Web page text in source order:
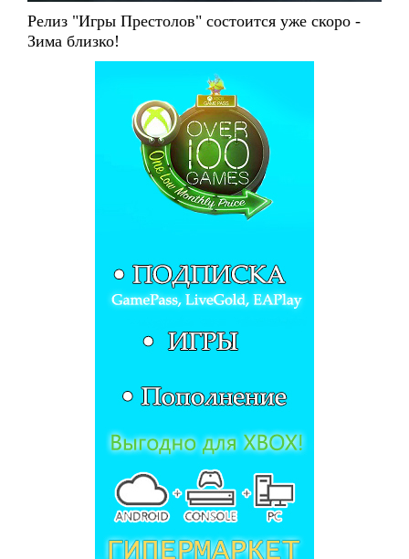
Релиз "Игры Престолов" состоится уже скоро -
Зима близко!